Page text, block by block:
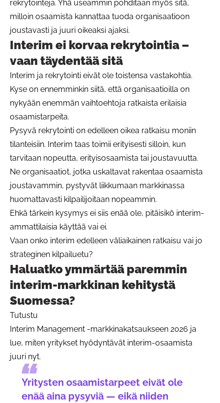
rekrytointeja. Yhä useammin pohditaan myös sitä,
milloin osaamista kannattaa tuoda organisaatioon
joustavasti ja juuri oikeaksi ajaksi.
Interim ei korvaa rekrytointia –
vaan täydentää sitä
Interim ja rekrytointi eivät ole toistensa vastakohtia.
Kyse on ennemminkin siitä, että organisaatioilla on
nykyään enemmän vaihtoehtoja ratkaista erilaisia
osaamistarpeita.
Pysyvä rekrytointi on edelleen oikea ratkaisu moniin
tilanteisiin. Interim taas toimii erityisesti silloin, kun
tarvitaan nopeutta, erityisosaamista tai joustavuutta.
Ne organisaatiot, jotka uskaltavat rakentaa osaamista
joustavammin, pystyvät liikkumaan markkinassa
huomattavasti kilpailijoitaan nopeammin.
Ehkä tärkein kysymys ei siis enää ole, pitäisikö interim-
ammattilaisia käyttää vai ei.
Vaan onko interim edelleen väliaikainen ratkaisu vai jo
strateginen kilpailuetu?
Haluatko ymmärtää paremmin
interim-markkinan kehitystä
Suomessa?
Tutustu
Interim Management -markkinakatsaukseen 2026 ja
lue, miten yritykset hyödyntävät interim-osaamista
juuri nyt.
Yritysten osaamistarpeet eivät ole
enää aina pysyviä — eikä niiden